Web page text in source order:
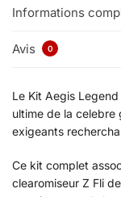
Informations
Avis 0
Le Kit Aegis Legend
ultime de la celebre
exigeants
Ce kit complet
clearomiseur Z Fli